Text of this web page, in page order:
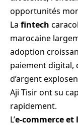
opportunités
La fintech
marocaine
adoption
paiement digital,
d’argent
Aji Tisir ont su
rapidement.
L’e-commerce